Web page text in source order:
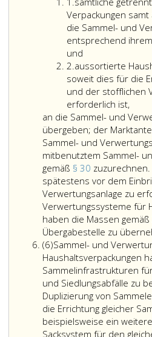
eins
Verpackungen samt
die Sammel- und
entsprechend
und
2.Ziffer
2
aussortierte
soweit dies für die
und der stofflichen
erforderlich ist,
an die Sammel- und
übergeben; der
Sammel- und
mitbenutztem Sammel-
gemäß § 30
spätestens vor dem
Verwertungsanlage zu
Verwertungssysteme für
haben die Massen
Übergabestelle zu
(6)Absatz
6
Sammel- und
Haushaltsverpackungen
Sammelinfrastrukturen
und Siedlungsabfälle zu
Duplizierung von
die Errichtung gleicher
beispielsweise ein
Sacksystem für den